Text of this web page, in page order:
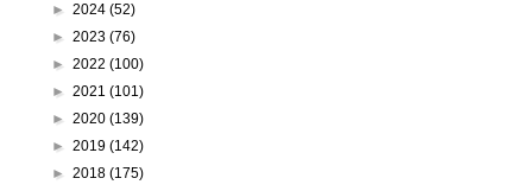
► 2024 (52)
► 2023 (76)
► 2022 (100)
► 2021 (101)
► 2020 (139)
► 2019 (142)
► 2018 (175)